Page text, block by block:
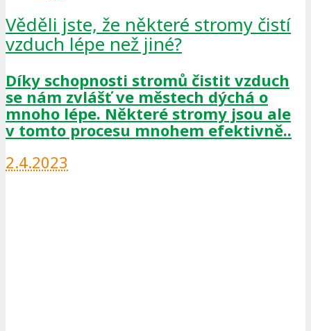
Věděli jste, že některé stromy čistí
vzduch lépe než jiné?
Díky schopnosti stromů čistit vzduch
se nám zvlášť ve městech dýchá o
mnoho lépe. Některé stromy jsou ale
v tomto procesu mnohem efektivně..
2.4.2023